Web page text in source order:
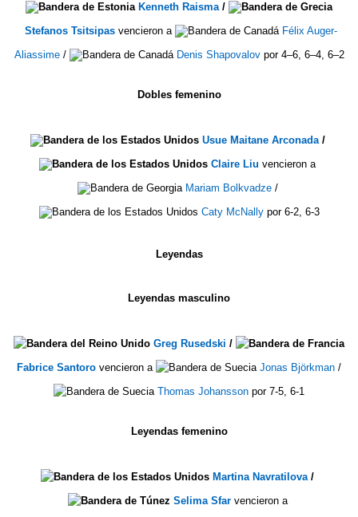
Kenneth Raisma/
Stefanos Tsitsipasvencieron a
Félix Auger-
Aliassime/ Denis Shapovalovpor 4–6, 6–4, 6–2
Dobles femenino
Usue Maitane Arconada/
Claire Liu vencieron a
Mariam Bolkvadze/
Caty McNallypor 6-2, 6-3
Leyendas
Leyendas masculino
Greg Rusedski /
Fabrice Santoro vencieron a Jonas Björkman /
Thomas Johansson por 7-5, 6-1
Leyendas femenino
Martina Navratilova /
Selima Sfarvencieron a